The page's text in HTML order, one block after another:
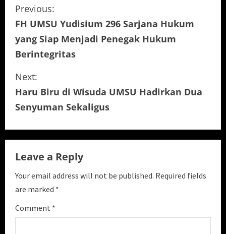
C
o
n
t
i
n
u
e
R
e
a
Previous:
FH UMSU Yudisium 296 Sarjana Hukum
yang Siap Menjadi Penegak Hukum
Berintegritas
Next:
Haru Biru di Wisuda UMSU Hadirkan Dua
Senyuman Sekaligus
Leave a Reply
Your email address will not be published. Required fields
are marked *
Comment *